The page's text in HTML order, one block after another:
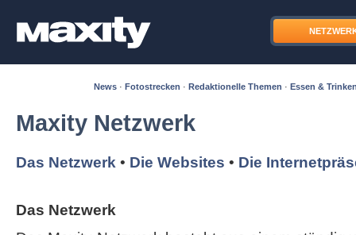
News · Fotostrecken · Redaktionelle Themen · Essen &
Maxity Netzwerk
Das Netzwerk • Die Websites • Die
Das Netzwerk